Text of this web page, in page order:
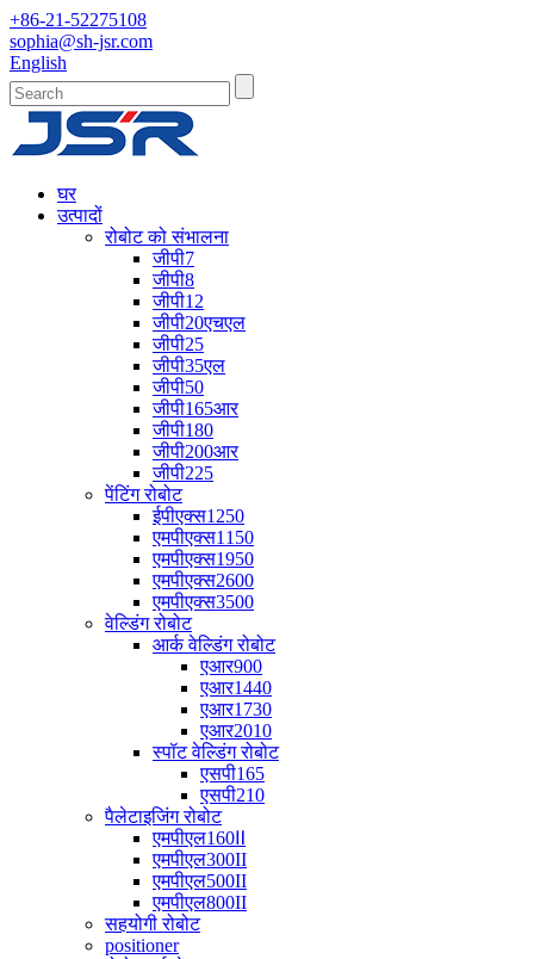
+86-21-52275108
sophia@sh-jsr.com
English
घर
उत्पादों
रोबोट को संभालना
जीपी7
जीपी8
जीपी12
जीपी20एचएल
जीपी25
जीपी35एल
जीपी50
जीपी165आर
जीपी180
जीपी200आर
जीपी225
पेंटिंग रोबोट
ईपीएक्स1250
एमपीएक्स1150
एमपीएक्स1950
एमपीएक्स2600
एमपीएक्स3500
वेल्डिंग रोबोट
आर्क वेल्डिंग रोबोट
एआर900
एआर1440
एआर1730
एआर2010
स्पॉट वेल्डिंग रोबोट
एसपी165
एसपी210
पैलेटाइजिंग रोबोट
एमपीएल160Ⅱ
एमपीएल300II
एमपीएल500II
एमपीएल800II
सहयोगी रोबोट
positioner